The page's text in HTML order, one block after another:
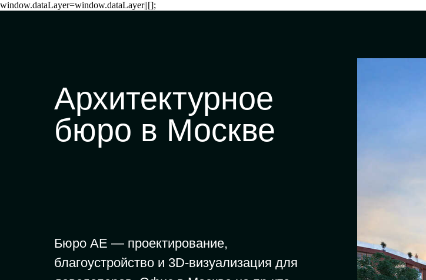
window.dataLayer=window.dataLayer||[];
Архитектурное
бюро в Москве
Бюро АЕ — проектирование,
благоустройство и 3D-визуализация для